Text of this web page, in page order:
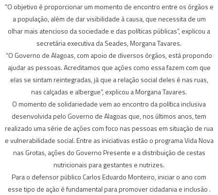
“O objetivo é proporcionar um momento de encontro entre os órgãos e
a população, além de dar visibilidade à causa, que necessita de um
olhar mais atencioso da sociedade e das políticas públicas”, explicou a
secretária executiva da Seades, Morgana Tavares.
“O Governo de Alagoas, com apoio de diversos órgãos, está propondo
ajudar as pessoas. Acreditamos que ações como essa fazem com que
elas se sintam reintegradas, já que a relação social deles é nas ruas,
nas calçadas e albergue”, explicou a Morgana Tavares.
O momento de solidariedade vem ao encontro da política inclusiva
desenvolvida pelo Governo de Alagoas que, nos últimos anos, tem
realizado uma série de ações com foco nas pessoas em situação de rua
e vulnerabilidade social. Entre as iniciativas estão o programa Vida Nova
nas Grotas, ações do Governo Presente e a distribuição de cestas
nutricionais para gestantes e nutrizes.
Para o defensor público Carlos Eduardo Monteiro, iniciar o ano com
esse tipo de ação é fundamental para promover cidadania e inclusão .